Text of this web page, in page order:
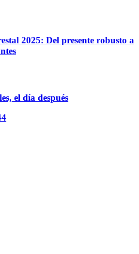
2025: Del presente robusto a
el día después